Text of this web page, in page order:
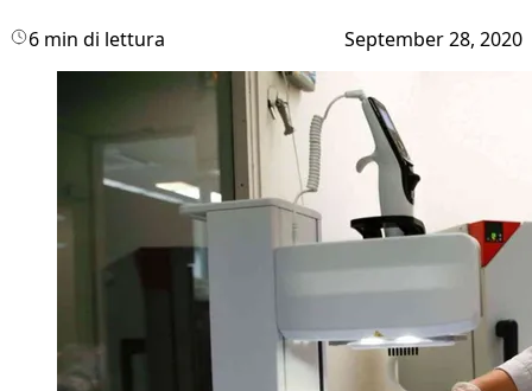
6 min di lettura September 28, 2020